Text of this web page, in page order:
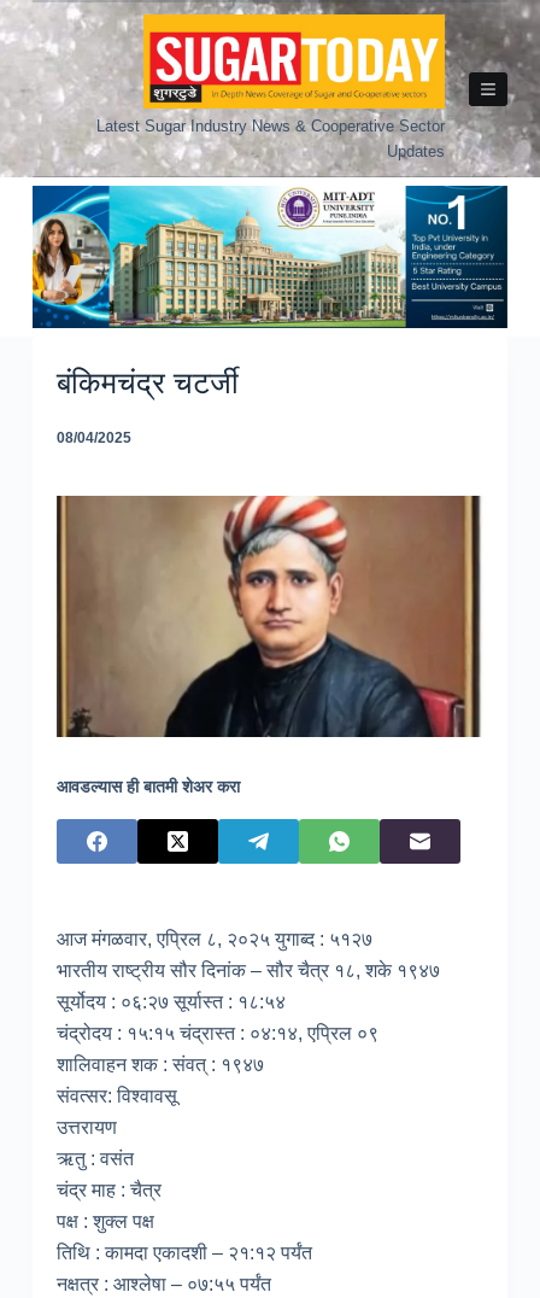
Skip
to
Latest Sugar Industry News & Cooperative Sector
Updates
बंकिमचंद्र चटर्जी
08/04/2025
आवडल्यास ही बातमी शेअर करा
आज मंगळवार, एप्रिल ८, २०२५ युगाब्द : ५१२७
भारतीय राष्ट्रीय सौर दिनांक – सौर चैत्र १८, शके १९४७
सूर्योदय : ०६:२७ सूर्यास्त : १८:५४
चंद्रोदय : १५:१५ चंद्रास्त : ०४:१४, एप्रिल ०९
शालिवाहन शक : संवत् : १९४७
संवत्सर: विश्वावसू
उत्तरायण
ऋतु : वसंत
चंद्र माह : चैत्र
पक्ष : शुक्ल पक्ष
तिथि : कामदा एकादशी – २१:१२ पर्यंत
नक्षत्र : आश्लेषा – ०७:५५ पर्यंत